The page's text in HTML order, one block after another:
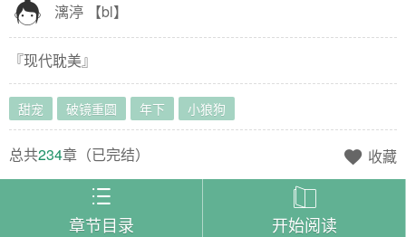
 漓渟 【bl】
『现代耽美』
甜宠 破镜重圆 年下 小狼狗
总共234章（已完结）  收藏

章节目录

开始阅读